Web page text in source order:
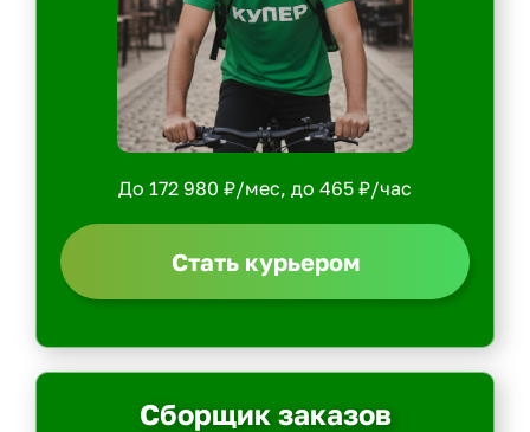
До 172 980 ₽/мес, до 465 ₽/час
Стать курьером
Сборщик заказов